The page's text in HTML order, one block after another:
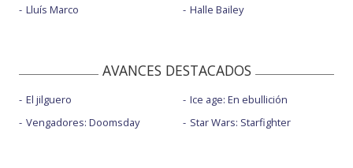
Lluís Marco
Halle Bailey
AVANCES DESTACADOS
El jilguero
Vengadores: Doomsday
Ice age: En ebullición
Star Wars: Starfighter